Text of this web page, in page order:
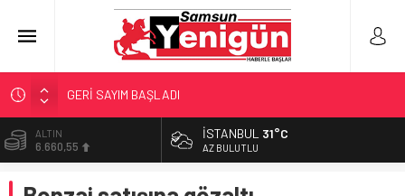
GERİ SAYIM BAŞLADI
SAMSUNSPOR’DA HEDEF 5’İNCİLİK!
‘BAFRA’YA YATIRIM YAPIN!’
ALTIN
6.660,55
13.779,39
İSTANBUL 31°C
AZ BULUTLU